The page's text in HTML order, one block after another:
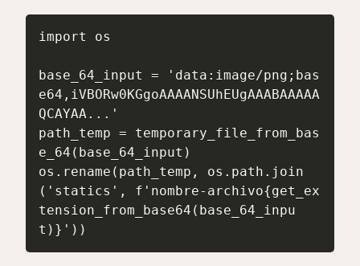
import os
base_64_input = 'data:image/png;bas
e64,iVBORw0KGgoAAAANSUhEUgAAABAAAAA
QCAYAA...'
path_temp = temporary_file_from_bas
e_64(base_64_input)
os.rename(path_temp, os.path.join
('statics', f'nombre-archivo{get_ex
tension_from_base64(base_64_inpu
t)}'))